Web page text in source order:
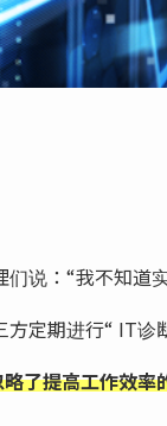
说：“我不知道
定期进行“ IT诊
了提高工作效率